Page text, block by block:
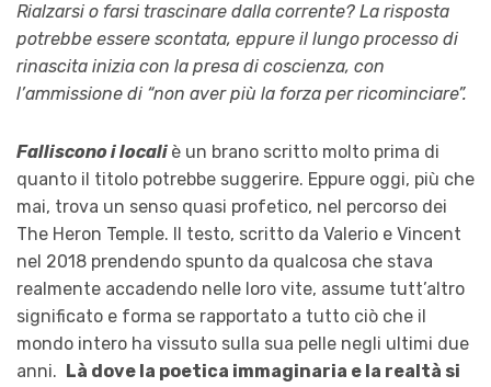
Rialzarsi o farsi trascinare dalla corrente? La risposta
potrebbe essere scontata, eppure il lungo processo di
rinascita inizia con la presa di coscienza, con
l’ammissione di “non aver più la forza per ricominciare”.
Falliscono i locali è un brano scritto molto prima di
quanto il titolo potrebbe suggerire. Eppure oggi, più che
mai, trova un senso quasi profetico, nel percorso dei
The Heron Temple. Il testo, scritto da Valerio e Vincent
nel 2018 prendendo spunto da qualcosa che stava
realmente accadendo nelle loro vite, assume tutt’altro
significato e forma se rapportato a tutto ciò che il
mondo intero ha vissuto sulla sua pelle negli ultimi due
anni.
Là dove la poetica immaginaria e la realtà si